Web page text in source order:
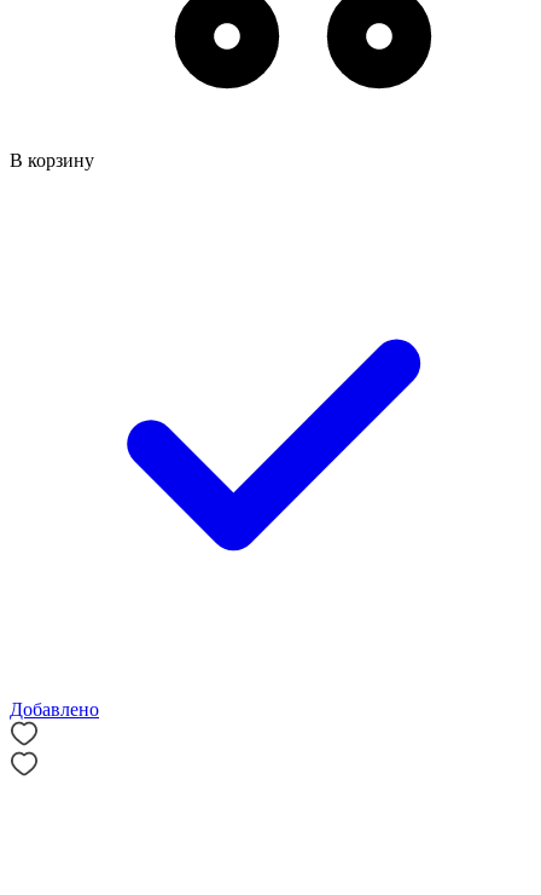
В корзину
Добавлено